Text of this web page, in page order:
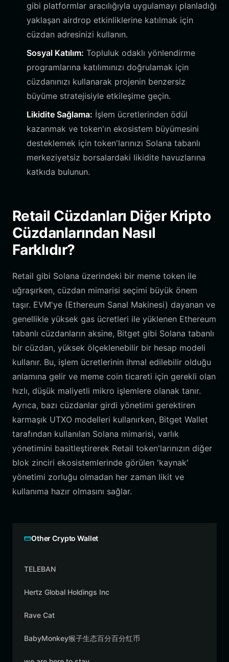
gibi platformlar aracılığıyla uygulamayı planladığı
yaklaşan airdrop etkinliklerine katılmak için
cüzdan adresinizi kullanın.
Sosyal Katılım: Topluluk odaklı yönlendirme
programlarına katılımınızı doğrulamak için
cüzdanınızı kullanarak projenin benzersiz
büyüme stratejisiyle etkileşime geçin.
Likidite Sağlama: İşlem ücretlerinden ödül
kazanmak ve token'ın ekosistem büyümesini
desteklemek için token'larınızı Solana tabanlı
merkeziyetsiz borsalardaki likidite havuzlarına
katkıda bulunun.
Retail Cüzdanları Diğer Kripto
Cüzdanlarından Nasıl
Farklıdır?
Retail gibi Solana üzerindeki bir meme token ile
uğraşırken, cüzdan mimarisi seçimi büyük önem
taşır. EVM'ye (Ethereum Sanal Makinesi) dayanan ve
genellikle yüksek gas ücretleri ile yüklenen Ethereum
tabanlı cüzdanların aksine, Bitget gibi Solana tabanlı
bir cüzdan, yüksek ölçeklenebilir bir hesap modeli
kullanır. Bu, işlem ücretlerinin ihmal edilebilir olduğu
anlamına gelir ve meme coin ticareti için gerekli olan
hızlı, düşük maliyetli mikro işlemlere olanak tanır.
Ayrıca, bazı cüzdanlar girdi yönetimi gerektiren
karmaşık UTXO modelleri kullanırken, Bitget Wallet
tarafından kullanılan Solana mimarisi, varlık
yönetimini basitleştirerek Retail token'larınızın diğer
blok zinciri ekosistemlerinde görülen 'kaynak'
yönetimi zorluğu olmadan her zaman likit ve
kullanıma hazır olmasını sağlar.
Other Crypto Wallet
TELEBAN
Hertz Global Holdings Inc
Rave Cat
BabyMonkey猴子生态百分百分红币